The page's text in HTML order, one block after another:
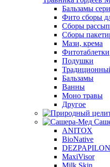
Бальзамы
Фито сборы
Сборы
Сборы
Мази, крема
Фитотаблетки
Подушки
Бальзамы
Ванны
Моно травы
Другое
ANITOX
BioNative
DEZPAPILON
MaxiVisor
Milk Skin